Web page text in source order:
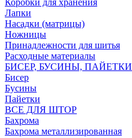
Коробки для хранения
Лапки
Насадки (матрицы)
Ножницы
Принадлежности для шитья
Расходные материалы
БИСЕР, БУСИНЫ, ПАЙЕТКИ
Бисер
Бусины
Пайетки
ВСЕ ДЛЯ ШТОР
Бахрома
Бахрома металлизированная